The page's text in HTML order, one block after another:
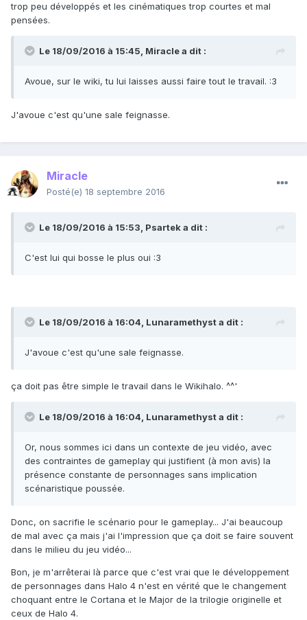
trop peu développés et les cinématiques trop courtes et mal
pensées.
Le 18/09/2016 à 15:45, Miraclea dit :
Avoue, sur le wiki, tu lui laisses aussi faire tout le travail. :3
J'avoue c'est qu'une sale feignasse.
Miracle
Posté(e) 18 septembre 2016
Le 18/09/2016 à 15:53, Psarteka dit :
C'est lui qui bosse le plus oui :3
Le 18/09/2016 à 16:04, Lunaramethysta dit :
J'avoue c'est qu'une sale feignasse.
ça doit pas être simple le travail dans le Wikihalo. ^^'
Le 18/09/2016 à 16:04, Lunaramethysta dit :
Or, nous sommes ici dans un contexte de jeu vidéo, avec
des contraintes de gameplay qui justifient (à mon avis) la
présence constante de personnages sans implication
scénaristique poussée.
Donc, on sacrifie le scénario pour le gameplay... J'ai beaucoup
de mal avec ça mais j'ai l'impression que ça doit se faire souvent
dans le milieu du jeu vidéo...
Bon, je m'arrêterai là parce que c'est vrai que le développement
de personnages dans Halo 4 n'est en vérité que le changement
choquant entre le Cortana et le Major de la trilogie originelle et
ceux de Halo 4.